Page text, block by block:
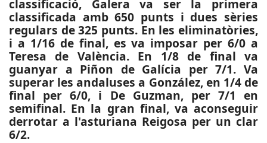
classificació, Galera va ser la primera
classificada amb 650 punts i dues sèries
regulars de 325 punts. En les eliminatòries,
i a 1/16 de final, es va imposar per 6/0 a
Teresa de València. En 1/8 de final va
guanyar a Piñon de Galícia per 7/1. Va
superar les andaluses a González, en 1/4 de
final per 6/0, i De Guzman, per 7/1 en
semifinal. En la gran final, va aconseguir
derrotar a l'asturiana Reigosa per un clar
6/2.